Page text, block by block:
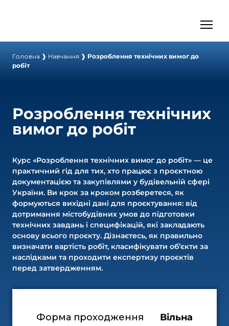
Головна ❱ Навчання ❱ Розроблення технічних вимог до
робіт
Розроблення технічних
вимог до робіт
Курс «Розроблення технічних вимог до робіт» — це
практичний гід для тих, хто працює з проєктною
документацією та закупівлями у будівельній сфері
України. Ви крок за кроком розберетеся, як
формуються вихідні дані для проєктування: від
дотримання містобудівних умов до підготовки
технічних завдань і специфікацій, які закладають
основу всього проєкту. Дізнаєтесь, як правильно
визначати вартість робіт, класифікувати об’єкти за
наслідками та проходити експертизу проєктів
перед затвердженням.
Форма проходження Вільна